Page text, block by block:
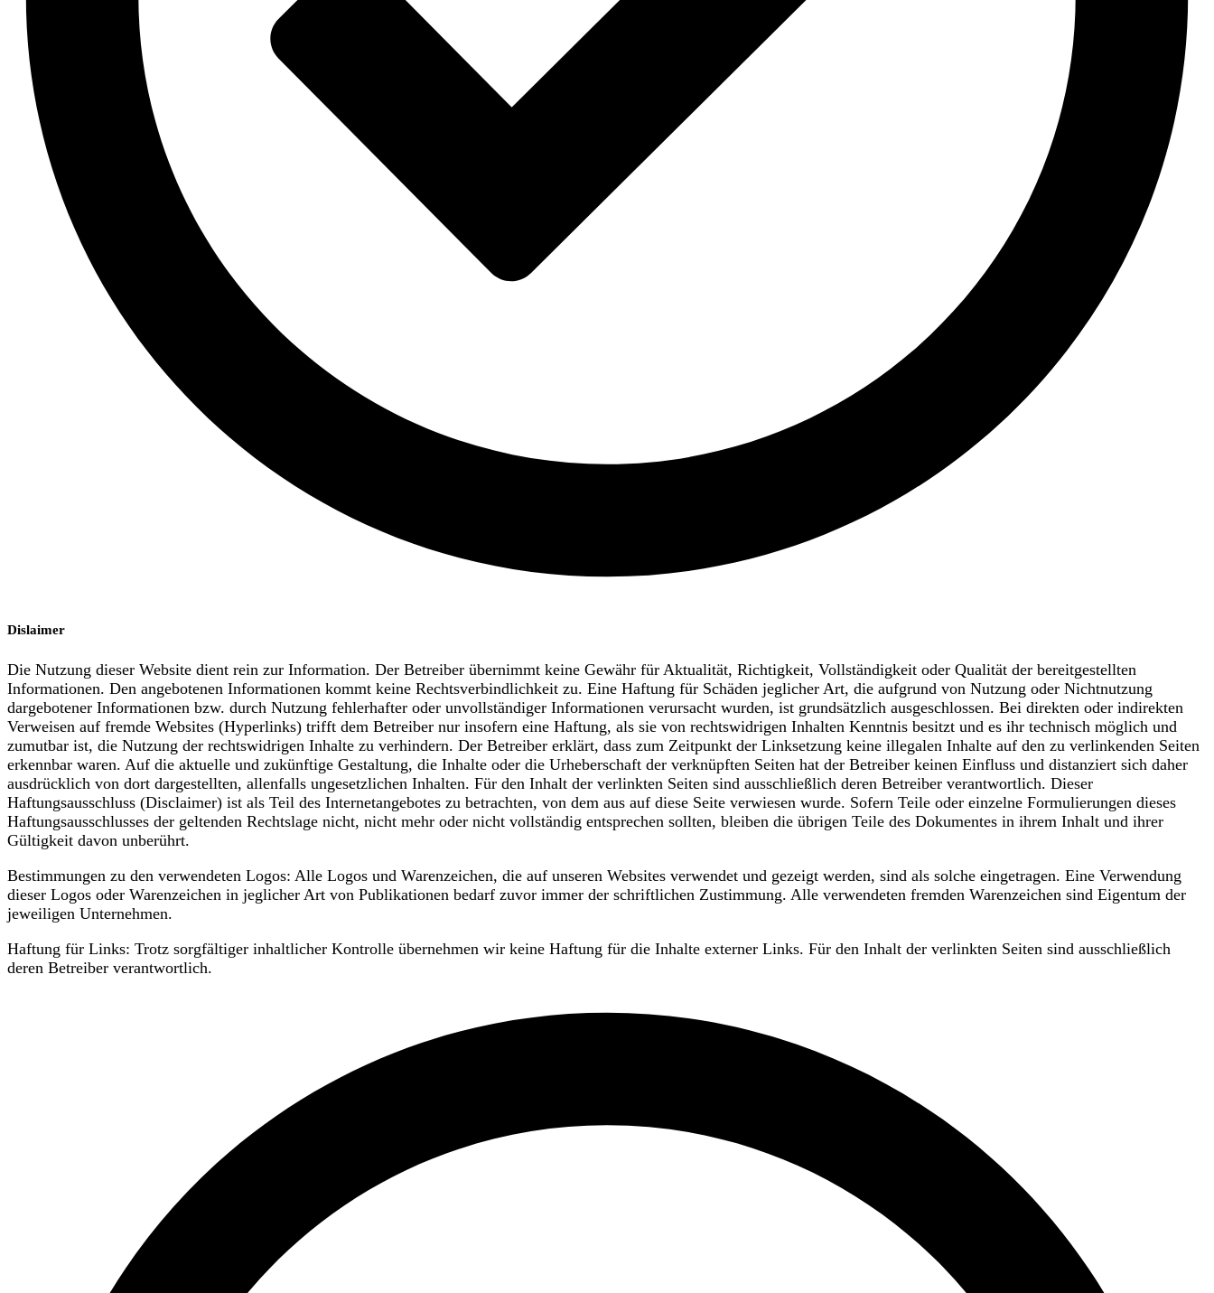
Dislaimer
Die Nutzung dieser Website dient rein zur Information. Der Betreiber übernimmt keine Gewähr für Aktualität, Richtigkeit, Vollständigkeit oder Qualität der bereitgestellten
Informationen. Den angebotenen Informationen kommt keine Rechtsverbindlichkeit zu. Eine Haftung für Schäden jeglicher Art, die aufgrund von Nutzung oder Nichtnutzung
dargebotener Informationen bzw. durch Nutzung fehlerhafter oder unvollständiger Informationen verursacht wurden, ist grundsätzlich ausgeschlossen. Bei direkten oder indirekten
Verweisen auf fremde Websites (Hyperlinks) trifft dem Betreiber nur insofern eine Haftung, als sie von rechtswidrigen Inhalten Kenntnis besitzt und es ihr technisch möglich und
zumutbar ist, die Nutzung der rechtswidrigen Inhalte zu verhindern. Der Betreiber erklärt, dass zum Zeitpunkt der Linksetzung keine illegalen Inhalte auf den zu verlinkenden Seiten
erkennbar waren. Auf die aktuelle und zukünftige Gestaltung, die Inhalte oder die Urheberschaft der verknüpften Seiten hat der Betreiber keinen Einfluss und distanziert sich daher
ausdrücklich von dort dargestellten, allenfalls ungesetzlichen Inhalten. Für den Inhalt der verlinkten Seiten sind ausschließlich deren Betreiber verantwortlich. Dieser
Haftungsausschluss (Disclaimer) ist als Teil des Internetangebotes zu betrachten, von dem aus auf diese Seite verwiesen wurde. Sofern Teile oder einzelne Formulierungen dieses
Haftungsausschlusses der geltenden Rechtslage nicht, nicht mehr oder nicht vollständig entsprechen sollten, bleiben die übrigen Teile des Dokumentes in ihrem Inhalt und ihrer
Gültigkeit davon unberührt.
Bestimmungen zu den verwendeten Logos: Alle Logos und Warenzeichen, die auf unseren Websites verwendet und gezeigt werden, sind als solche eingetragen. Eine Verwendung
dieser Logos oder Warenzeichen in jeglicher Art von Publikationen bedarf zuvor immer der schriftlichen Zustimmung. Alle verwendeten fremden Warenzeichen sind Eigentum der
jeweiligen Unternehmen.
Haftung für Links: Trotz sorgfältiger inhaltlicher Kontrolle übernehmen wir keine Haftung für die Inhalte externer Links. Für den Inhalt der verlinkten Seiten sind ausschließlich
deren Betreiber verantwortlich.